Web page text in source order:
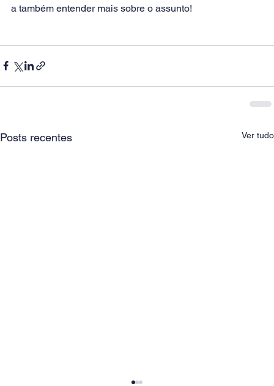
a também entender mais sobre o assunto!
Posts recentes Ver tudo